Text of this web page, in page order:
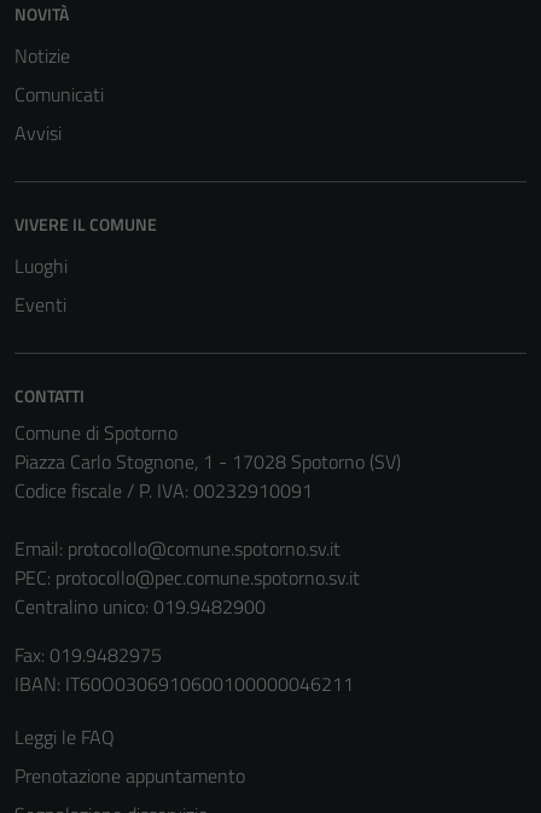
NOVITÀ
Notizie
Comunicati
Avvisi
VIVERE IL COMUNE
Luoghi
Eventi
CONTATTI
Comune di Spotorno
Piazza Carlo Stognone, 1 - 17028 Spotorno (SV)
Codice fiscale / P. IVA: 00232910091
Email: protocollo@comune.spotorno.sv.it
PEC: protocollo@pec.comune.spotorno.sv.it
Centralino unico: 019.9482900
Fax: 019.9482975
IBAN: IT60O0306910600100000046211
Leggi le FAQ
Prenotazione appuntamento
possono
personali.